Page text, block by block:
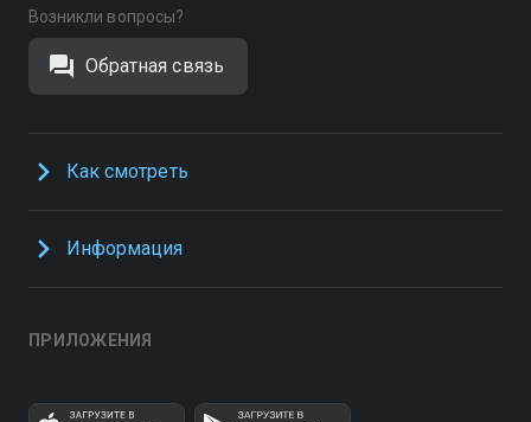
Возникли вопросы?
Обратная связь
Как смотреть
Информация
ПРИЛОЖЕНИЯ